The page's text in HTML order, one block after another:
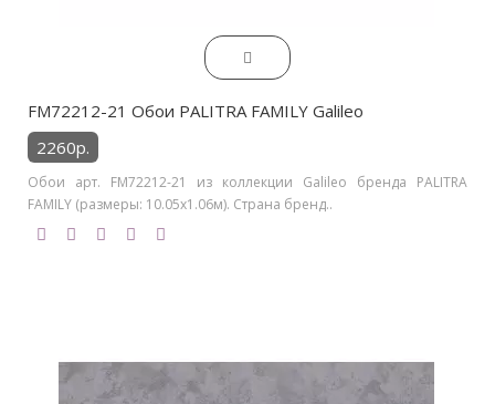
FM72212-21 Обои PALITRA FAMILY Galileo
2260р.
Обои арт. FM72212-21 из коллекции Galileo бренда PALITRA
FAMILY (размеры: 10.05х1.06м). Страна бренд..